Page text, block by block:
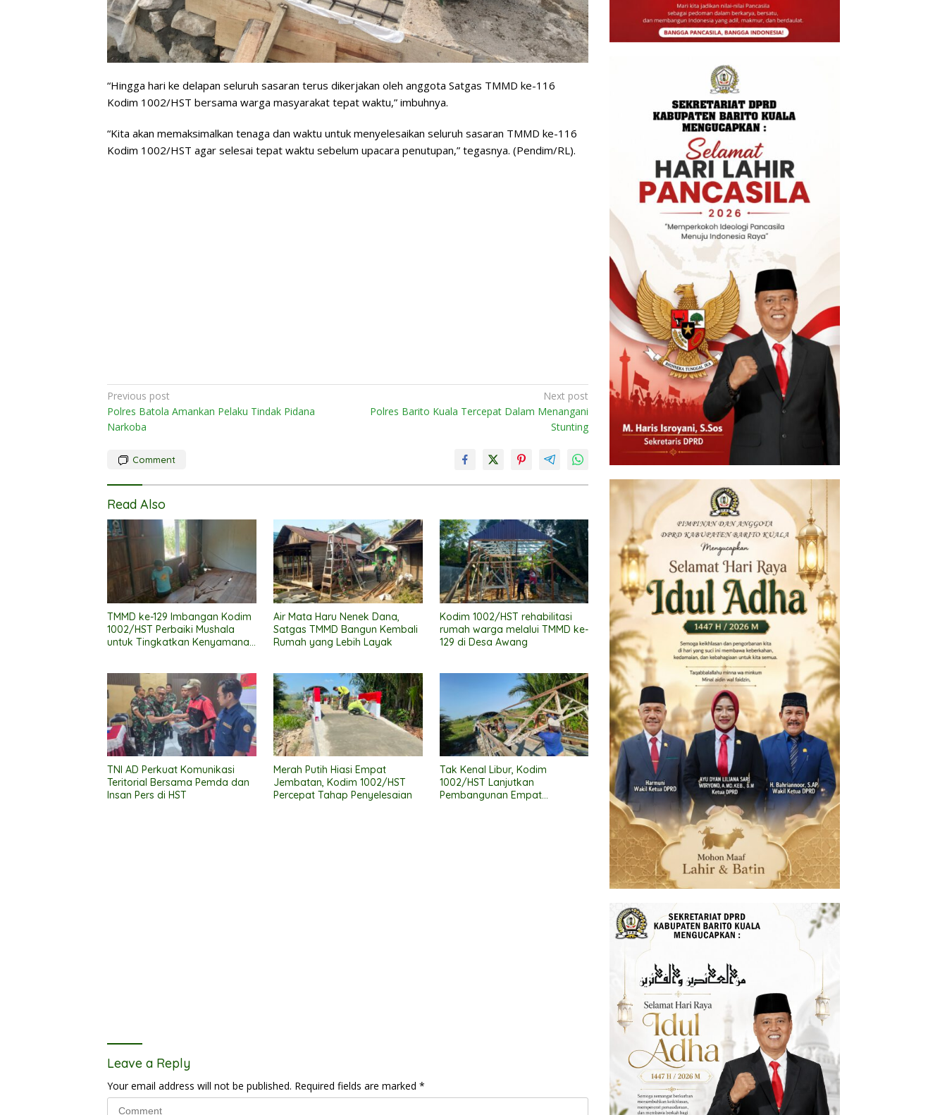
“Hingga hari ke delapan seluruh sasaran terus dikerjakan oleh anggota Satgas TMMD ke-116
Kodim 1002/HST bersama warga masyarakat tepat waktu,” imbuhnya.
“Kita akan memaksimalkan tenaga dan waktu untuk menyelesaikan seluruh sasaran TMMD ke-116
Kodim 1002/HST agar selesai tepat waktu sebelum upacara penutupan,” tegasnya. (Pendim/RL).
Post
navigation
Previous post
Polres Batola Amankan Pelaku Tindak Pidana
Narkoba
Next post
Polres Barito Kuala Tercepat Dalam Menangani
Stunting
Comment
Read Also
TMMD ke-129 Imbangan Kodim
1002/HST Perbaiki Mushala
untuk Tingkatkan Kenyamanan
Air Mata Haru Nenek Dana,
Satgas TMMD Bangun Kembali
Rumah yang Lebih Layak
Kodim 1002/HST rehabilitasi
rumah warga melalui TMMD ke-
129 di Desa Awang
TNI AD Perkuat Komunikasi
Teritorial Bersama Pemda dan
Insan Pers di HST
Merah Putih Hiasi Empat
Jembatan, Kodim 1002/HST
Percepat Tahap Penyelesaian
Tak Kenal Libur, Kodim
1002/HST Lanjutkan
Pembangunan Empat
Leave a Reply
Your email address will not be published. Required fields are marked *